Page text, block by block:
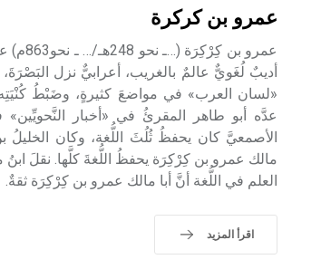
عمرو بن كركرة
عمرو
أديبٌ لُغَويٌّ عالمٌ بالغريب، أعرابيٌّ نزل
«لسان العرب» في مواضعَ كثيرةٍ، وضَبْطُ
عدَّه أبو طاهر المقرئُ في «أخبار
الأصمعيَّ كان يحفظُ ثُلُثَ اللُّغة، وكان الخليلُ
مالك عمرو بن كِرْكِرَة يحفظُ اللُّغةَ كلَّها. نقلَ
العلم في اللُّغة أنَّ أبا مالك عمرو بن كِرْكِرَة ثقةٌ.
اقرأ المزيد